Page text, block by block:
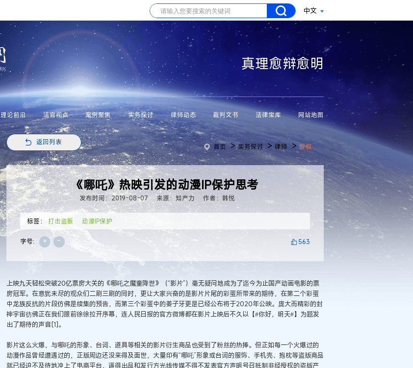
中文
真理愈辩愈明
理论前沿 法官视点 案例聚焦 实务探讨 律师动态 裁判文书 法律宝库 网站地图
返回列表
首页 >实务探讨 >律师 >版权
《哪吒》热映引发的动漫IP保护思考
发布时间：2019-08-07 来源：知产力 作者：韩悦
标签： 打击盗版 动漫IP保护
字号: + - 563
上映九天轻松突破20亿票房大关的《哪吒之魔童降世》（“影片”）毫无疑问地成为了迄今为止国产动画电影的票
房冠军。在意犹未尽的观众们二刷三刷的同时，更让大家兴奋的是影片片尾的彩蛋所带来的期待，在第二个彩蛋
中龙族反抗的片段仿佛是续集的预告，而第三个彩蛋中的姜子牙更是已经公布将于2020年公映。庞大而精彩的封
神宇宙彷佛正在我们眼前徐徐拉开序幕，连人民日报的官方微博都在影片上映后不久以【#你好，明天#】为题发
出了期待的声音[1]。
影片这么火爆，与哪吒的形象、台词、道具等相关的影片衍生商品也受到了粉丝的热捧。但正如每一个火爆过的
动漫作品曾经遭遇过的，正版周边还没来得及面世，大量印有“哪吒”形象或台词的服饰、手机壳、抱枕等盗版商品
就已经迫不及待地冲上了电商平台，逼得出品和发行方光线传媒不得不发表官方声明号召抵制非经授权的盗版产